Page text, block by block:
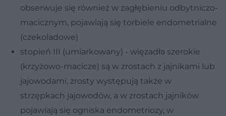
obserwuje się również w zagłębieniu odbytniczo-
macicznym, pojawiają się torbiele endometrialne
(czekoladowe)
stopień III (umiarkowany) - więzadła szerokie
(krzyżowo-macicze) są w zrostach z jajnikami lub
jajowodami, zrosty występują także w
strzępkach jajowodów, a w zrostach jajników
pojawiają się ogniska endometriozy, w